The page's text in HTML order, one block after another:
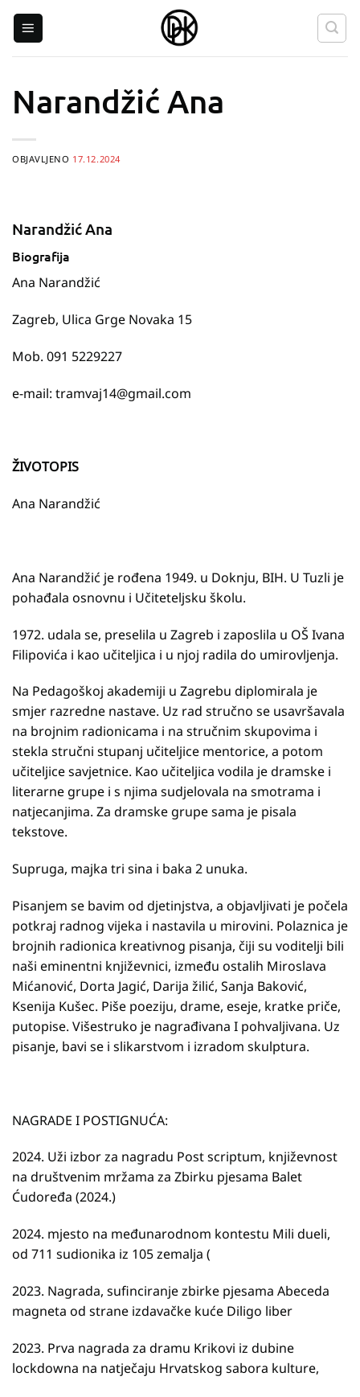
Narandžić Ana
OBJAVLJENO 17.12.2024
Narandžić Ana
Biografija
Ana Narandžić
Zagreb, Ulica Grge Novaka 15
Mob. 091 5229227
e-mail: tramvaj14@gmail.com
ŽIVOTOPIS
Ana Narandžić
Ana Narandžić je rođena 1949. u Doknju, BIH. U Tuzli je
pohađala osnovnu i Učiteteljsku školu.
1972. udala se, preselila u Zagreb i zaposlila u OŠ Ivana
Filipovića i kao učiteljica i u njoj radila do umirovljenja.
Na Pedagoškoj akademiji u Zagrebu diplomirala je
smjer razredne nastave. Uz rad stručno se usavršavala
na brojnim radionicama i na stručnim skupovima i
stekla stručni stupanj učiteljice mentorice, a potom
učiteljice savjetnice. Kao učiteljica vodila je dramske i
literarne grupe i s njima sudjelovala na smotrama i
natjecanjima. Za dramske grupe sama je pisala
tekstove.
Supruga, majka tri sina i baka 2 unuka.
Pisanjem se bavim od djetinjstva, a objavljivati je počela
potkraj radnog vijeka i nastavila u mirovini. Polaznica je
brojnih radionica kreativnog pisanja, čiji su voditelji bili
naši eminentni književnici, između ostalih Miroslava
Mićanović, Dorta Jagić, Darija žilić, Sanja Baković,
Ksenija Kušec. Piše poeziju, drame, eseje, kratke priče,
putopise. Višestruko je nagrađivana I pohvaljivana. Uz
pisanje, bavi se i slikarstvom i izradom skulptura.
NAGRADE I POSTIGNUĆA:
2024. Uži izbor za nagradu Post scriptum, književnost
na društvenim mržama za Zbirku pjesama Balet
Ćudoređa (2024.)
2024. mjesto na međunarodnom kontestu Mili dueli,
od 711 sudionika iz 105 zemalja (
2023. Nagrada, sufinciranje zbirke pjesama Abeceda
magneta od strane izdavačke kuće Diligo liber
2023. Prva nagrada za dramu Krikovi iz dubine
lockdowna na natječaju Hrvatskog sabora kulture,